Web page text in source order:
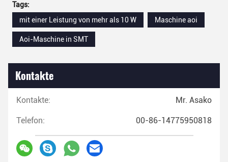
Tags:
mit einer Leistung von mehr als 10 W
Maschine aoi
Aoi-Maschine in SMT
Kontakte
Kontakte: Mr. Asako
Telefon: 00-86-14775950818